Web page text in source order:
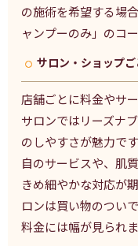
の施術を希望する場
ャンプーのみ」のコ
サロン・ショップ
店舗ごとに料金やサ
サロンではリーズナ
のしやすさが魅力で
自のサービスや、肌
きめ細やかな対応が
ロンは買い物のつい
料金には幅が見られま